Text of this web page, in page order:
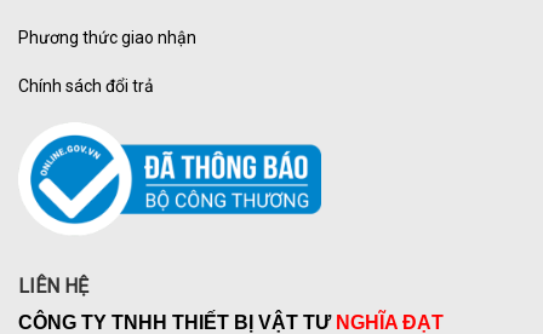
Phương thức giao nhận
Chính sách đổi trả
LIÊN HỆ
CÔNG TY TNHH THIẾT BỊ VẬT TƯ NGHĨA ĐẠT